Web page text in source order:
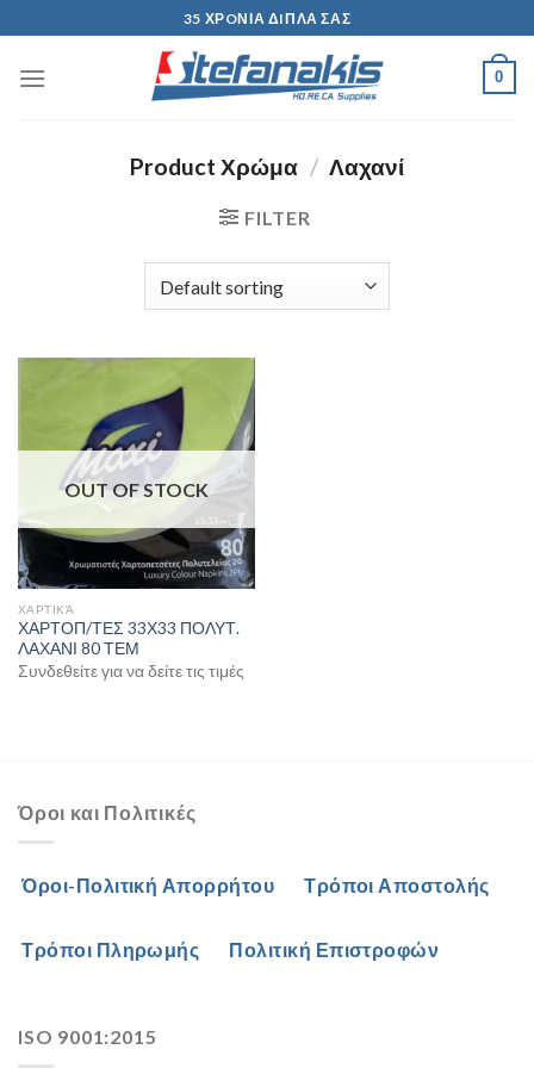
to
content
35 ΧΡOΝΙΑ ΔIΠΛΑ ΣΑΣ
0
Product Χρώμα / Λαχανί
FILTER
OUT OF STOCK
ΧΑΡΤΙΚΆ
ΧΑΡΤΟΠ/ΤΕΣ 33Χ33 ΠΟΛΥΤ.
ΛΑΧΑΝΙ 80 ΤΕΜ
Συνδεθείτε για να δείτε τις τιμές
Όροι και Πολιτικές
Όροι-Πολιτική Απορρήτου Τρόποι Αποστολής
Τρόποι Πληρωμής Πολιτική Επιστροφών
ISO 9001:2015